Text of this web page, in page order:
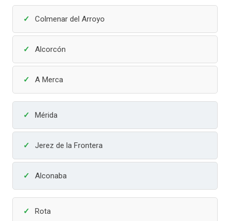
Colmenar del Arroyo
Alcorcón
A Merca
Mérida
Jerez de la Frontera
Alconaba
Rota